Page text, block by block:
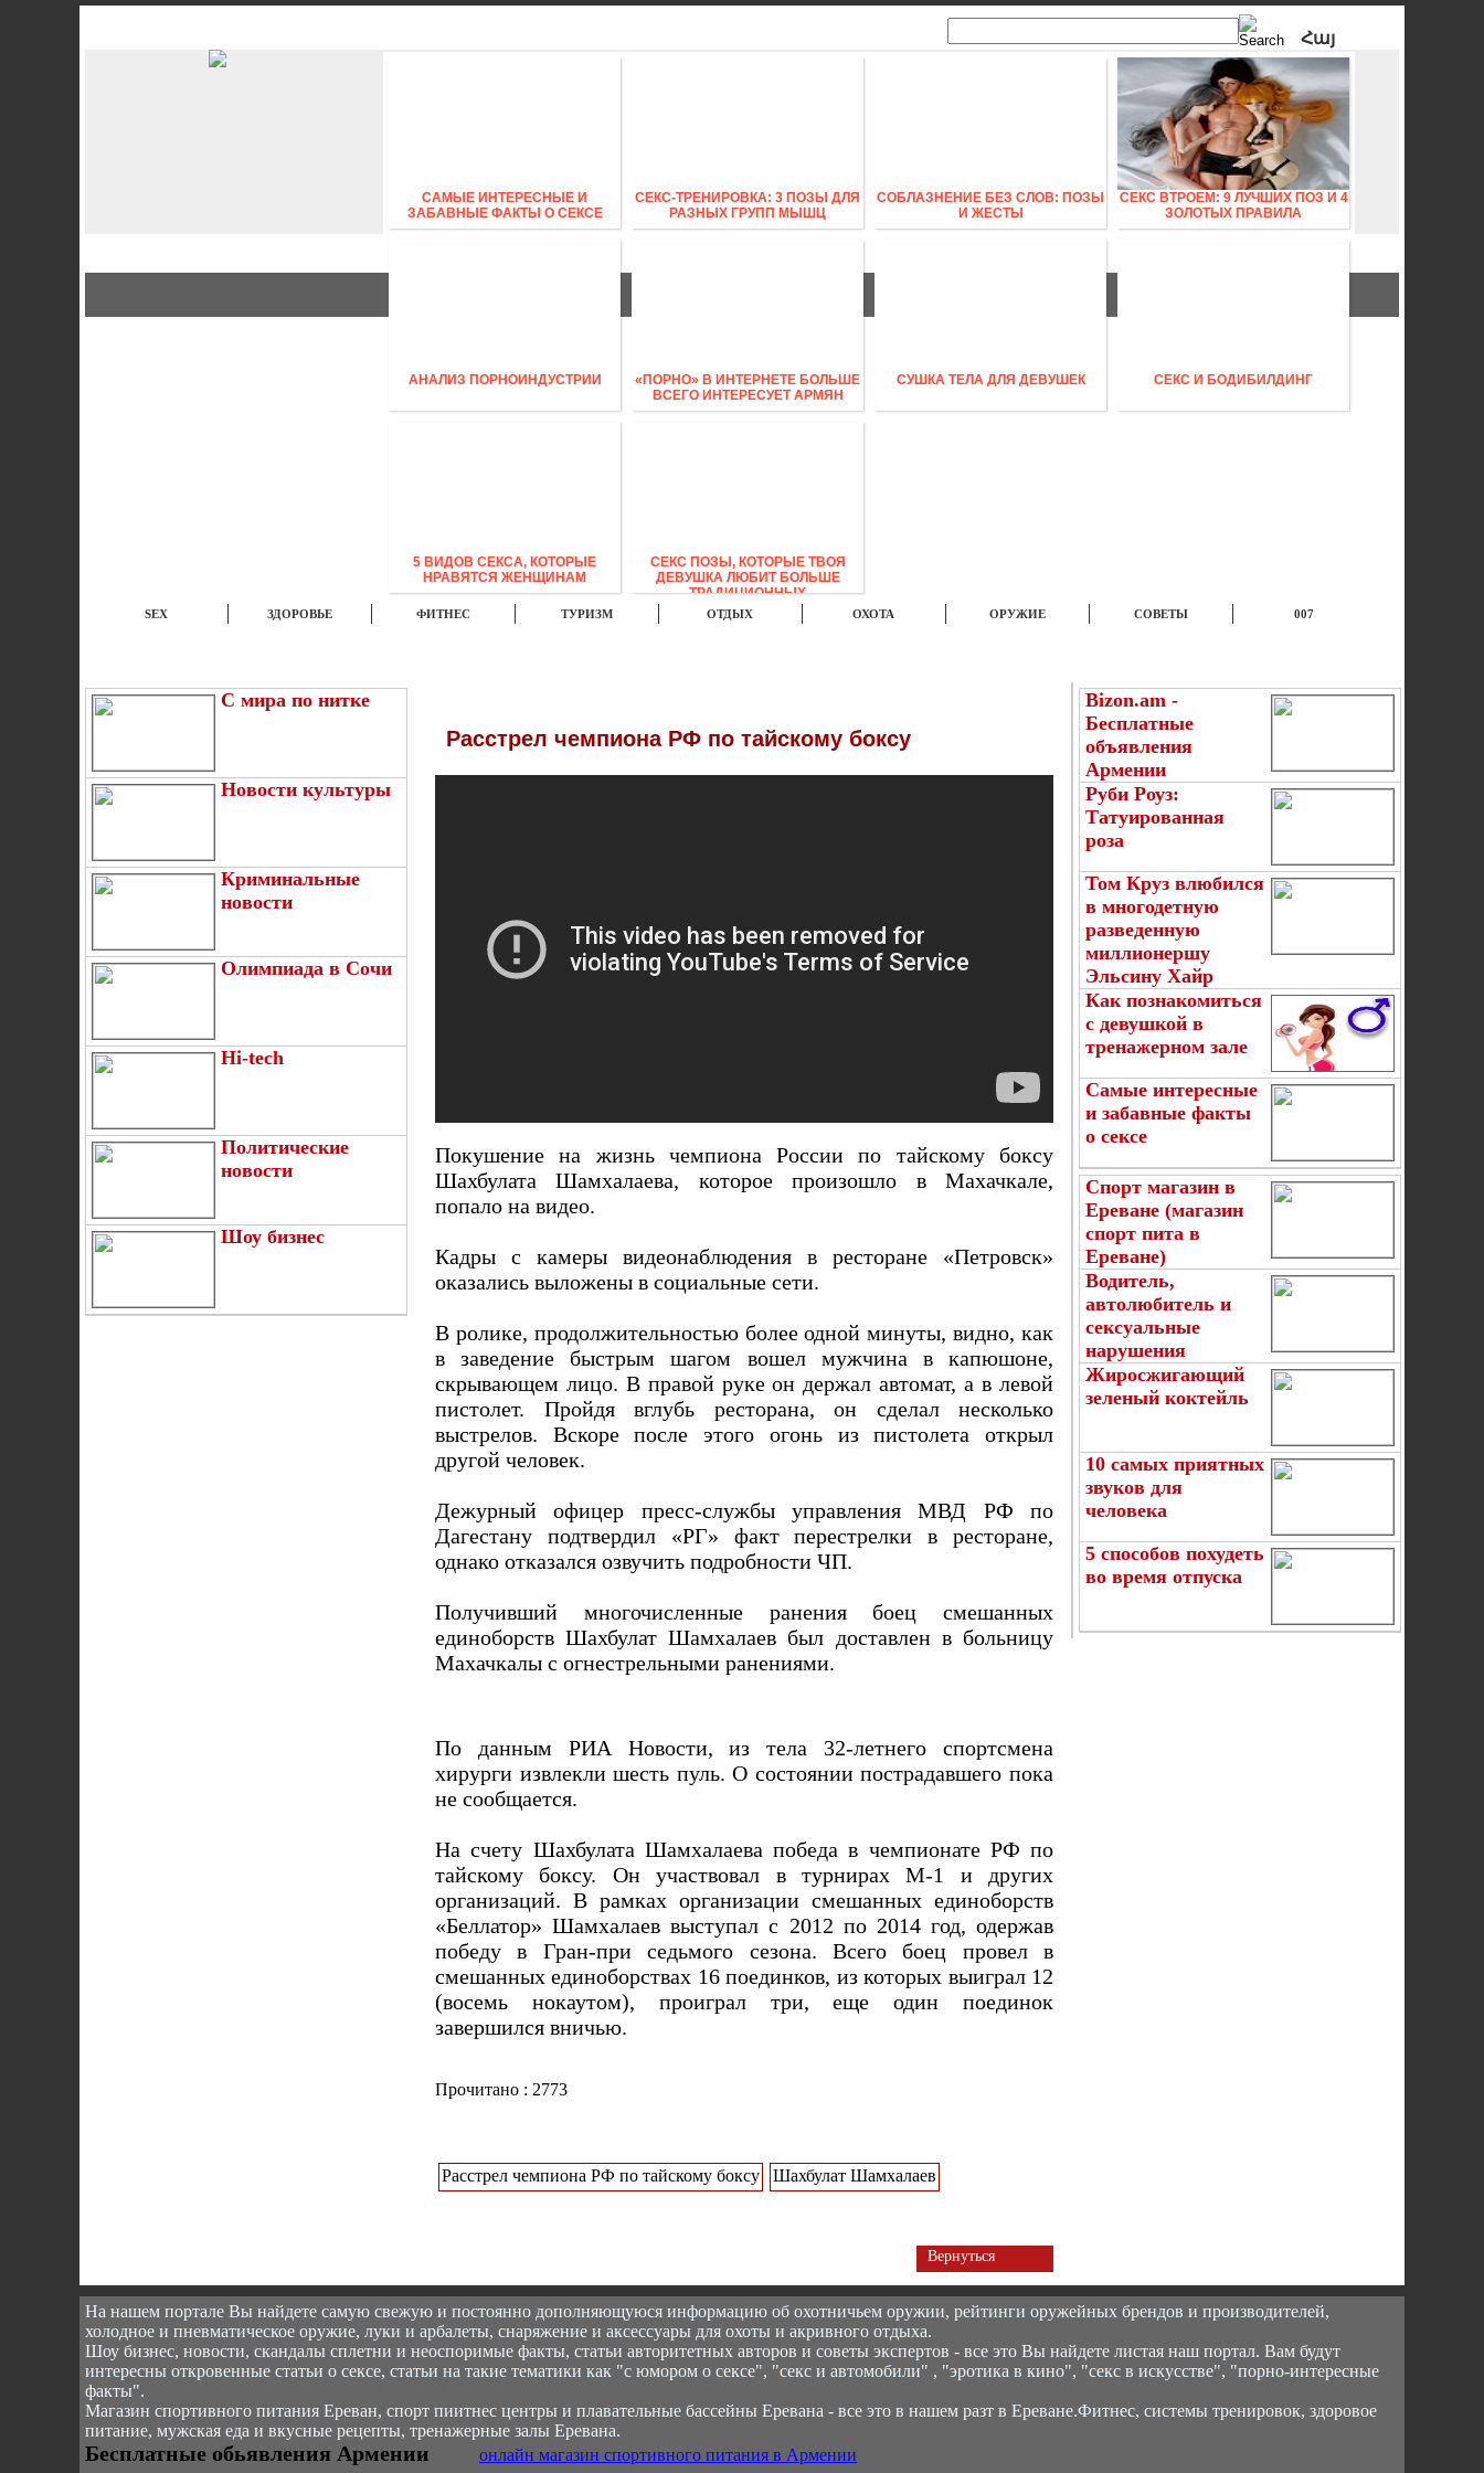
Հայ
САМЫЕ ИНТЕРЕСНЫЕ И
ЗАБАВНЫЕ ФАКТЫ О СЕКСЕ
СЕКС-ТРЕНИРОВКА: 3 ПОЗЫ ДЛЯ
РАЗНЫХ ГРУПП МЫШЦ
СОБЛАЗНЕНИЕ БЕЗ СЛОВ: ПОЗЫ
И ЖЕСТЫ
СЕКС ВТРОЕМ: 9 ЛУЧШИХ ПОЗ И 4
ЗОЛОТЫХ ПРАВИЛА
АНАЛИЗ ПОРНОИНДУСТРИИ
«ПОРНО» В ИНТЕРНЕТЕ БОЛЬШЕ
ВСЕГО ИНТЕРЕСУЕТ АРМЯН
СУШКА ТЕЛА ДЛЯ ДЕВУШЕК СЕКС И БОДИБИЛДИНГ
5 ВИДОВ СЕКСА, КОТОРЫЕ
НРАВЯТСЯ ЖЕНЩИНАМ
СЕКС ПОЗЫ, КОТОРЫЕ ТВОЯ
ДЕВУШКА ЛЮБИТ БОЛЬШЕ
ТРАДИЦИОННЫХ
SEX ЗДОРОВЬЕ ФИТНЕС ТУРИЗМ ОТДЫХ ОХОТА ОРУЖИЕ СОВЕТЫ 007
С мира по нитке
Новости культуры
Криминальные
новости
Олимпиада в Сочи
Hi-tech
Политические
новости
Шоу бизнес
Расстрел чемпиона РФ по тайскому боксу
Покушение на жизнь чемпиона России по тайскому боксу
Шахбулата Шамхалаева, которое произошло в Махачкале,
попало на видео.
Кадры с камеры видеонаблюдения в ресторане «Петровск»
оказались выложены в социальные сети.
В ролике, продолжительностью более одной минуты, видно, как
в заведение быстрым шагом вошел мужчина в капюшоне,
скрывающем лицо. В правой руке он держал автомат, а в левой
пистолет. Пройдя вглубь ресторана, он сделал несколько
выстрелов. Вскоре после этого огонь из пистолета открыл
другой человек.
Дежурный офицер пресс-службы управления МВД РФ по
Дагестану подтвердил «РГ» факт перестрелки в ресторане,
однако отказался озвучить подробности ЧП.
Получивший многочисленные ранения боец смешанных
единоборств Шахбулат Шамхалаев был доставлен в больницу
Махачкалы с огнестрельными ранениями.
По данным РИА Новости, из тела 32-летнего спортсмена
хирурги извлекли шесть пуль. О состоянии пострадавшего пока
не сообщается.
На счету Шахбулата Шамхалаева победа в чемпионате РФ по
тайскому боксу. Он участвовал в турнирах М-1 и других
организаций. В рамках организации смешанных единоборств
«Беллатор» Шамхалаев выступал с 2012 по 2014 год, одержав
победу в Гран-при седьмого сезона. Всего боец провел в
смешанных единоборствах 16 поединков, из которых выиграл 12
(восемь нокаутом), проиграл три, еще один поединок
завершился вничью.
Прочитано : 2773
Расстрел чемпиона РФ по тайскому боксу Шахбулат Шамхалаев
Вернуться
Bizon.am -
Бесплатные
объявления
Армении
Руби Роуз:
Татуированная
роза
Том Круз влюбился
в многодетную
разведенную
миллионершу
Эльсину Хайр
Как познакомиться
с девушкой в
тренажерном зале
Самые интересные
и забавные факты
о сексе
Спорт магазин в
Ереване (магазин
спорт пита в
Ереване)
Водитель,
автолюбитель и
сексуальные
нарушения
Жиросжигающий
зеленый коктейль
10 самых приятных
звуков для
человека
5 способов похудеть
во время отпуска
На нашем портале Вы найдете самую свежую и постоянно дополняющуюся информацию об охотничьем оружии, рейтинги оружейных брендов и производителей,
холодное и пневматическое оружие, луки и арбалеты, снаряжение и аксессуары для охоты и акривного отдыха.
Шоу бизнес, новости, скандалы сплетни и неоспоримые факты, статьи авторитетных авторов и советы экспертов - все это Вы найдете листая наш портал. Вам будут
интересны откровенные статьи о сексе, статьи на такие тематики как "с юмором о сексе", "секс и автомобили" , "эротика в кино", "секс в искусстве", "порно-интересные
факты".
Магазин спортивного питания Ереван, спорт пиитнес центры и плавательные бассейны Еревана - все это в нашем разт в Ереване.Фитнес, системы тренировок, здоровое
питание, мужская еда и вкусные рецепты, тренажерные залы Еревана.
Бесплатные обьявления Армении онлайн магазин спортивного питания в Армении